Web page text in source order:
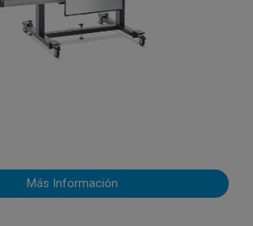
Más Información